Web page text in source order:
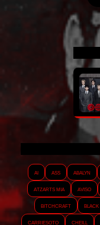
AI ASS Abalyn
Atzarts Mia
Aviso
Bitchcraft
Black
Carriesoto
Cheill